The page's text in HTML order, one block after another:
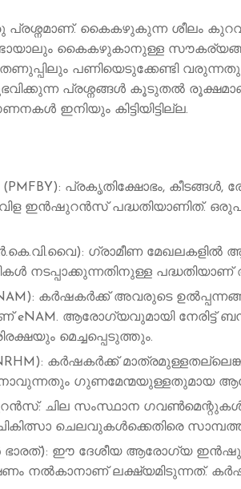
പ്രശ്നമാണ്. കൈകഴുകുന്ന ശീലം
കൈകഴുകാനുള്ള
തണുപ്പിലും പണിയെടുക്കേണ്ടി
പ്രശ്നങ്ങള്‍ കൂടുതല്‍
ഇനിയും കിട്ടിയിട്ടില്ല.
പ്രകൃതിക്ഷോഭം,
ഇൻഷുറൻസ് പദ്ധതിയാണിത്.
ഗ്രാമീണ മേഖലകളിൽ
നടപ്പാക്കുന്നതിനുള്ള
കർഷകർക്ക് അവരുടെ
ആരോഗ്യവുമായി നേരിട്ട്
മെച്ചപ്പെടുത്തും.
കർഷകർക്ക്
ഗുണമേന്മയുള്ളതുമായ
ചില സംസ്ഥാന ഗവൺമെന്റുകൾ
ചികിത്സാ ചെലവുകൾക്കെതിരെ
ഈ ദേശീയ ആരോഗ്യ
നൽകാനാണ് ലക്ഷ്യമിടുന്നത്.